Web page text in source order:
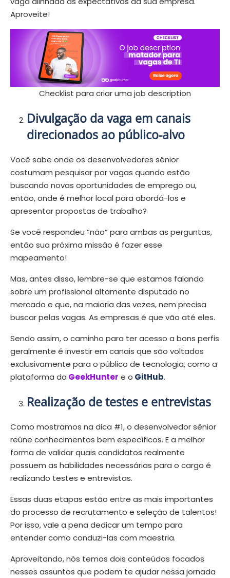
Aproveite!
Checklist para criar uma job description
Divulgação da vaga em canais
direcionados ao público-alvo
Você sabe onde os desenvolvedores sênior
costumam pesquisar por vagas quando estão
buscando novas oportunidades de emprego ou,
então, onde é melhor local para abordá-los e
apresentar propostas de trabalho?
Se você respondeu “não” para ambas as perguntas,
então sua próxima missão é fazer esse
mapeamento!
Mas, antes disso, lembre-se que estamos falando
sobre um profissional altamente disputado no
mercado e que, na maioria das vezes, nem precisa
buscar pelas vagas. As empresas é que vão até eles.
Sendo assim, o caminho para ter acesso a bons perfis
geralmente é investir em canais que são voltados
exclusivamente para o público de tecnologia, como a
plataforma da GeekHunter e o GitHub.
Realização de testes e entrevistas
Como mostramos na dica #1, o desenvolvedor sênior
reúne conhecimentos bem específicos. E a melhor
forma de validar quais candidatos realmente
possuem as habilidades necessárias para o cargo é
realizando testes e entrevistas.
Essas duas etapas estão entre as mais importantes
do processo de recrutamento e seleção de talentos!
Por isso, vale a pena dedicar um tempo para
entender como conduzi-las com maestria.
Aproveitando, nós temos dois conteúdos focados
nesses assuntos que podem te ajudar nessa jornada